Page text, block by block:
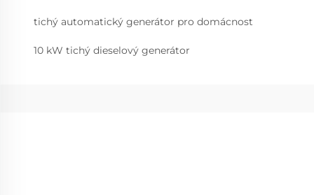
tichý automatický generátor pro domácnost
10 kW tichý dieselový generátor